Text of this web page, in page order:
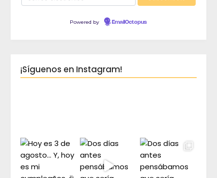
Powered by EmailOctopus
¡Síguenos en Instagram!